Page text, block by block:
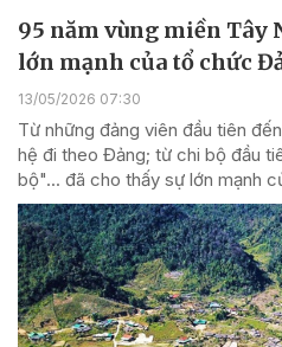
95 năm vùng miền Tây
lớn mạnh của tổ chức
13/05/2026 07:30
Từ những đảng viên đầu tiên
hệ đi theo Đảng; từ chi bộ đầu
bộ"... đã cho thấy sự lớn mạnh